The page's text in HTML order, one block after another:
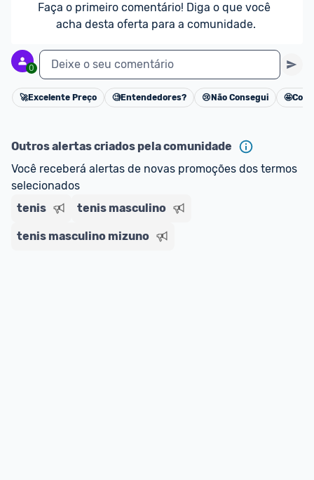
Faça o primeiro comentário! Diga o que você
acha desta oferta para a comunidade.
0 Deixe o seu comentário
Cancelar
🚀Excelente Preço 🧐Entendedores? 😢 Não Consegui 🤩
Outros alertas criados pela comunidade
Você receberá alertas de novas promoções dos termos
selecionados
tenis
tenis masculino
tenis masculino mizuno